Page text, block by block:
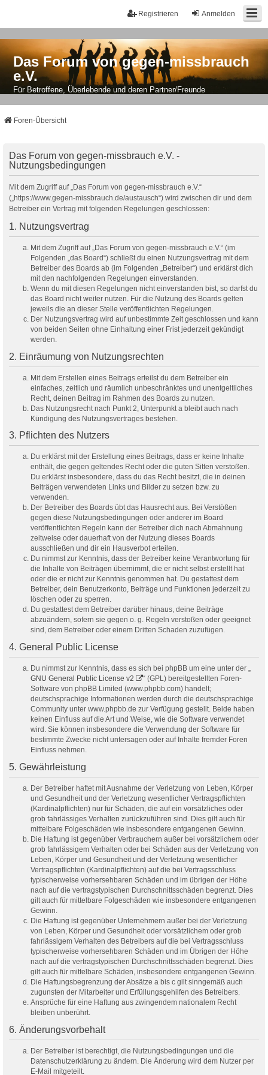
Anmelden
Registrieren
Das Forum von gegen-missbrauch
e.V.
Für Betroffene, Überlebende und deren Partner/Freunde
Foren-Übersicht
Das Forum von gegen-missbrauch e.V. -
Nutzungsbedingungen
Mit dem Zugriff auf „Das Forum von gegen-missbrauch e.V.“
(„https://www.gegen-missbrauch.de/austausch“) wird zwischen dir und dem
Betreiber ein Vertrag mit folgenden Regelungen geschlossen:
1. Nutzungsvertrag
Mit dem Zugriff auf „Das Forum von gegen-missbrauch e.V.“ (im
Folgenden „das Board“) schließt du einen Nutzungsvertrag mit dem
Betreiber des Boards ab (im Folgenden „Betreiber“) und erklärst dich
mit den nachfolgenden Regelungen einverstanden.
Wenn du mit diesen Regelungen nicht einverstanden bist, so darfst du
das Board nicht weiter nutzen. Für die Nutzung des Boards gelten
jeweils die an dieser Stelle veröffentlichten Regelungen.
Der Nutzungsvertrag wird auf unbestimmte Zeit geschlossen und kann
von beiden Seiten ohne Einhaltung einer Frist jederzeit gekündigt
werden.
2. Einräumung von Nutzungsrechten
Mit dem Erstellen eines Beitrags erteilst du dem Betreiber ein
einfaches, zeitlich und räumlich unbeschränktes und unentgeltliches
Recht, deinen Beitrag im Rahmen des Boards zu nutzen.
Das Nutzungsrecht nach Punkt 2, Unterpunkt a bleibt auch nach
Kündigung des Nutzungsvertrages bestehen.
3. Pflichten des Nutzers
Du erklärst mit der Erstellung eines Beitrags, dass er keine Inhalte
enthält, die gegen geltendes Recht oder die guten Sitten verstoßen.
Du erklärst insbesondere, dass du das Recht besitzt, die in deinen
Beiträgen verwendeten Links und Bilder zu setzen bzw. zu
verwenden.
Der Betreiber des Boards übt das Hausrecht aus. Bei Verstößen
gegen diese Nutzungsbedingungen oder anderer im Board
veröffentlichten Regeln kann der Betreiber dich nach Abmahnung
zeitweise oder dauerhaft von der Nutzung dieses Boards
ausschließen und dir ein Hausverbot erteilen.
Du nimmst zur Kenntnis, dass der Betreiber keine Verantwortung für
die Inhalte von Beiträgen übernimmt, die er nicht selbst erstellt hat
oder die er nicht zur Kenntnis genommen hat. Du gestattest dem
Betreiber, dein Benutzerkonto, Beiträge und Funktionen jederzeit zu
löschen oder zu sperren.
Du gestattest dem Betreiber darüber hinaus, deine Beiträge
abzuändern, sofern sie gegen o. g. Regeln verstoßen oder geeignet
sind, dem Betreiber oder einem Dritten Schaden zuzufügen.
4. General Public License
Du nimmst zur Kenntnis, dass es sich bei phpBB um eine unter der „
GNU General Public License v2
“ (GPL) bereitgestellten Foren-
Software von phpBB Limited (www.phpbb.com) handelt;
deutschsprachige Informationen werden durch die deutschsprachige
Community unter www.phpbb.de zur Verfügung gestellt. Beide haben
keinen Einfluss auf die Art und Weise, wie die Software verwendet
wird. Sie können insbesondere die Verwendung der Software für
bestimmte Zwecke nicht untersagen oder auf Inhalte fremder Foren
Einfluss nehmen.
5. Gewährleistung
Der Betreiber haftet mit Ausnahme der Verletzung von Leben, Körper
und Gesundheit und der Verletzung wesentlicher Vertragspflichten
(Kardinalpflichten) nur für Schäden, die auf ein vorsätzliches oder
grob fahrlässiges Verhalten zurückzuführen sind. Dies gilt auch für
mittelbare Folgeschäden wie insbesondere entgangenen Gewinn.
Die Haftung ist gegenüber Verbrauchern außer bei vorsätzlichem oder
grob fahrlässigem Verhalten oder bei Schäden aus der Verletzung von
Leben, Körper und Gesundheit und der Verletzung wesentlicher
Vertragspflichten (Kardinalpflichten) auf die bei Vertragsschluss
typischerweise vorhersehbaren Schäden und im übrigen der Höhe
nach auf die vertragstypischen Durchschnittsschäden begrenzt. Dies
gilt auch für mittelbare Folgeschäden wie insbesondere entgangenen
Gewinn.
Die Haftung ist gegenüber Unternehmern außer bei der Verletzung
von Leben, Körper und Gesundheit oder vorsätzlichem oder grob
fahrlässigem Verhalten des Betreibers auf die bei Vertragsschluss
typischerweise vorhersehbaren Schäden und im Übrigen der Höhe
nach auf die vertragstypischen Durchschnittsschäden begrenzt. Dies
gilt auch für mittelbare Schäden, insbesondere entgangenen Gewinn.
Die Haftungsbegrenzung der Absätze a bis c gilt sinngemäß auch
zugunsten der Mitarbeiter und Erfüllungsgehilfen des Betreibers.
Ansprüche für eine Haftung aus zwingendem nationalem Recht
bleiben unberührt.
6. Änderungsvorbehalt
Der Betreiber ist berechtigt, die Nutzungsbedingungen und die
Datenschutzerklärung zu ändern. Die Änderung wird dem Nutzer per
E-Mail mitgeteilt.